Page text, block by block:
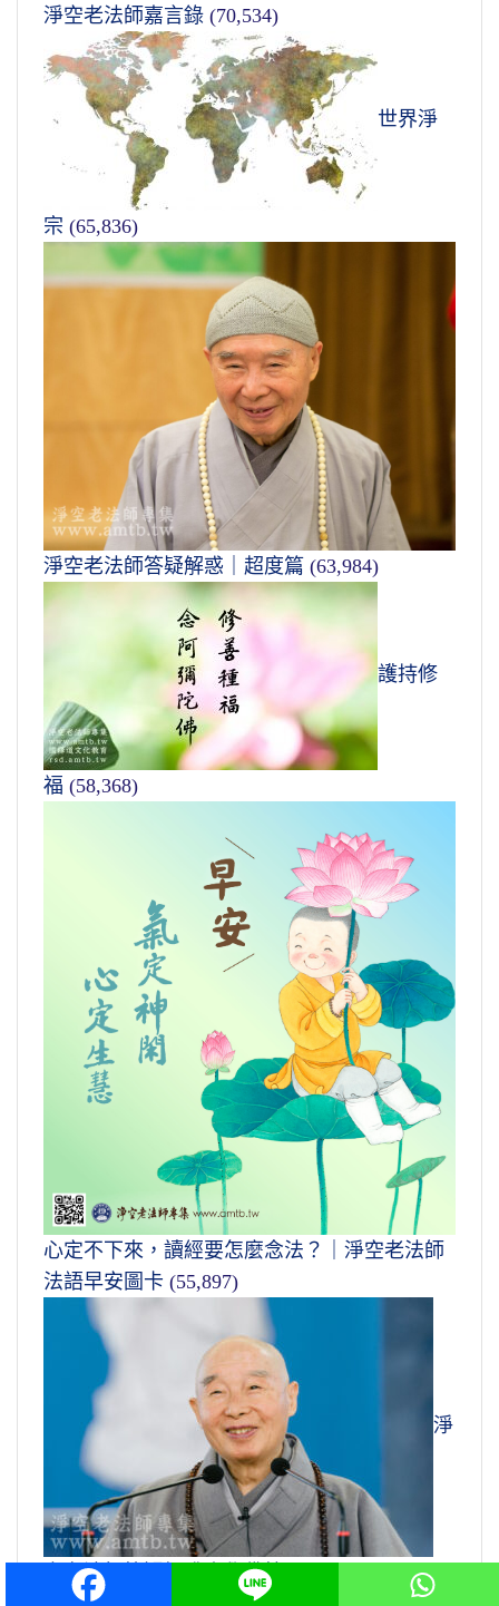
淨空老法師嘉言錄 (70,534)
世界淨
宗 (65,836)
淨空老法師答疑解惑｜超度篇 (63,984)
護持修
福 (58,368)
心定不下來，讀經要怎麼念法？｜淨空老法師
法語早安圖卡 (55,897)
淨
空老法師答疑解惑｜學佛篇